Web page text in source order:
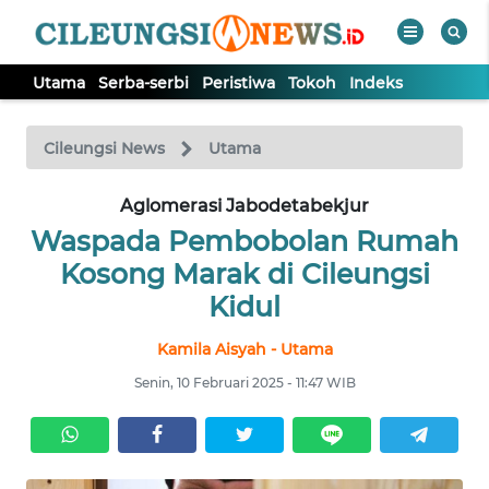
Utama Serba-serbi Peristiwa Tokoh Indeks
Cileungsi News Utama
Aglomerasi Jabodetabekjur
Waspada Pembobolan Rumah
Kosong Marak di Cileungsi
Kidul
Kamila Aisyah - Utama
Senin, 10 Februari 2025 - 11:47 WIB
TV
Tutup
SERBA-
TOKOH
Informasi